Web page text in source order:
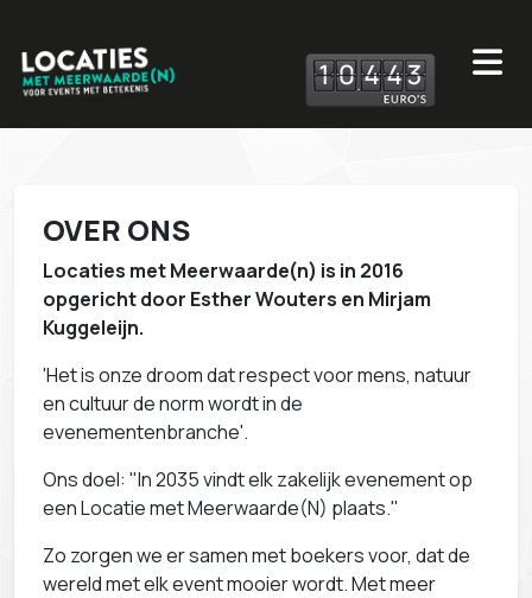
10 443
OVER ONS
Locaties met Meerwaarde(n) is in 2016
opgericht door Esther Wouters en Mirjam
Kuggeleijn.
'Het is onze droom dat respect voor mens, natuur
en cultuur de norm wordt in de
evenementenbranche'.
Ons doel: "In 2035 vindt elk zakelijk evenement op
een Locatie met Meerwaarde(N) plaats."
Zo zorgen we er samen met boekers voor, dat de
wereld met elk event mooier wordt. Met meer